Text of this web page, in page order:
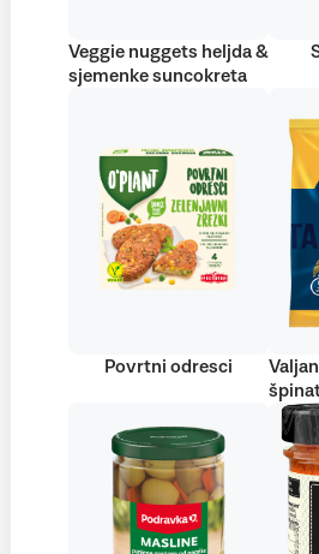
Veggie nuggets heljda &
sjemenke suncokreta
Povrtni odresci